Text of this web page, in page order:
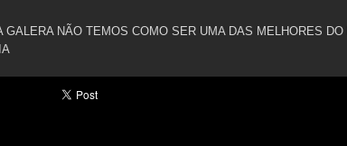
GALERA NÃO TEMOS COMO SER UMA DAS MELHORES